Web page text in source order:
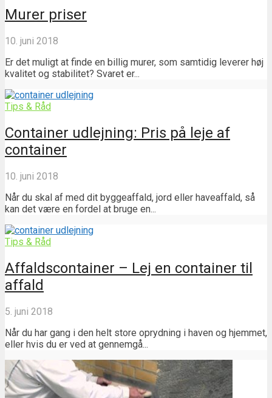
Murer priser
10. juni 2018
Er det muligt at finde en billig murer, som samtidig leverer høj
kvalitet og stabilitet? Svaret er...
Tips & Råd
Container udlejning: Pris på leje af
container
10. juni 2018
Når du skal af med dit byggeaffald, jord eller haveaffald, så
kan det være en fordel at bruge en...
Tips & Råd
Affaldscontainer – Lej en container til
affald
5. juni 2018
Når du har gang i den helt store oprydning i haven og hjemmet,
eller hvis du er ved at gennemgå...